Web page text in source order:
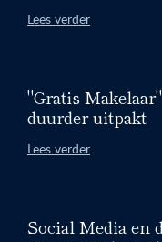
Lees verder
"Gratis
duurder uitpakt
Lees verder
Social Media en